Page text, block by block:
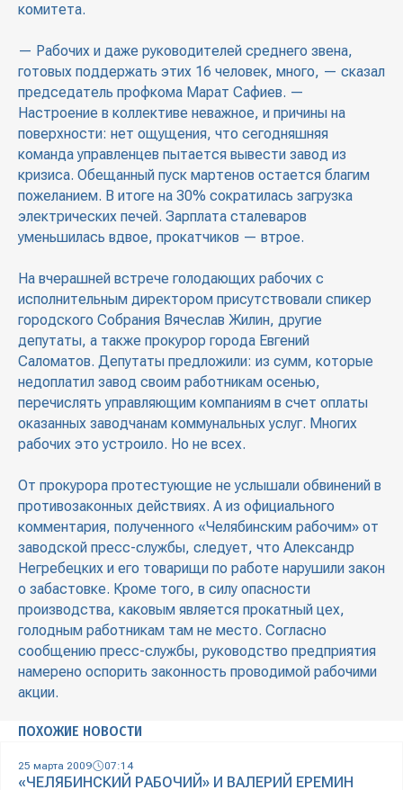
комитета.
— Рабочих и даже руководителей среднего звена,
готовых поддержать этих 16 человек, много, — сказал
председатель профкома Марат Сафиев. —
Настроение в коллективе неважное, и причины на
поверхности: нет ощущения, что сегодняшняя
команда управленцев пытается вывести завод из
кризиса. Обещанный пуск мартенов остается благим
пожеланием. В итоге на 30% сократилась загрузка
электрических печей. Зарплата сталеваров
уменьшилась вдвое, прокатчиков — втрое.
На вчерашней встрече голодающих рабочих с
исполнительным директором присутствовали спикер
городского Собрания Вячеслав Жилин, другие
депутаты, а также прокурор города Евгений
Саломатов. Депутаты предложили: из сумм, которые
недоплатил завод своим работникам осенью,
перечислять управляющим компаниям в счет оплаты
оказанных заводчанам коммунальных услуг. Многих
рабочих это устроило. Но не всех.
От прокурора протестующие не услышали обвинений в
противозаконных действиях. А из официального
комментария, полученного «Челябинским рабочим» от
заводской пресс-службы, следует, что Александр
Негребецких и его товарищи по работе нарушили закон
о забастовке. Кроме того, в силу опасности
производства, каковым является прокатный цех,
голодным работникам там не место. Согласно
сообщению пресс-службы, руководство предприятия
намерено оспорить законность проводимой рабочими
акции.
ПОХОЖИЕ НОВОСТИ
25 марта 2009 07:14
«ЧЕЛЯБИНСКИЙ РАБОЧИЙ» И ВАЛЕРИЙ ЕРЕМИН